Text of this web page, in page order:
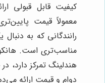
کیفیت قابل قبولی
معمولاً قیمت
رانندگانی که به
مناسب‌تری است.
هندلینگ تمرکز دارد،
دوام و قیمت ارائه